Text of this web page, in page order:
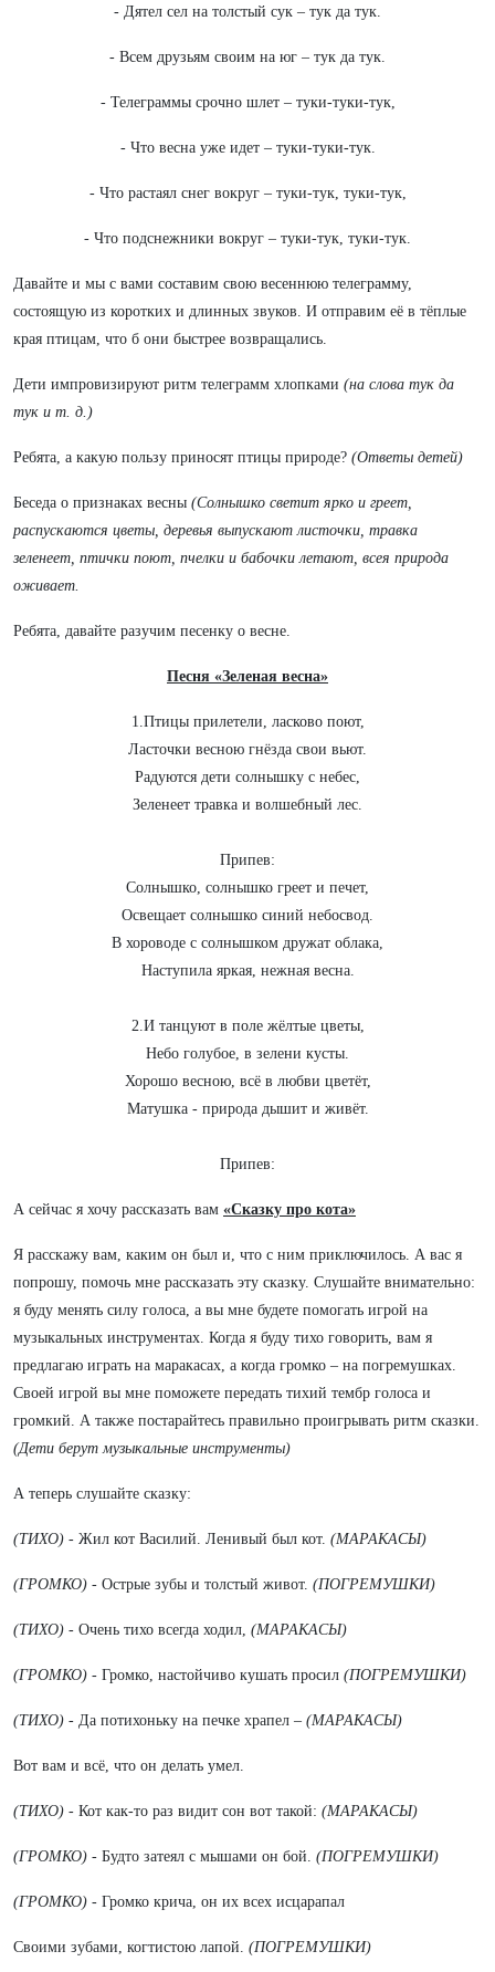
- Дятел сел на толстый сук – тук да тук.
- Всем друзьям своим на юг – тук да тук.
- Телеграммы срочно шлет – туки-туки-тук,
- Что весна уже идет – туки-туки-тук.
- Что растаял снег вокруг – туки-тук, туки-тук,
- Что подснежники вокруг – туки-тук, туки-тук.
Давайте и мы с вами составим свою весеннюю телеграмму,
состоящую из коротких и длинных звуков. И отправим её в тёплые
края птицам, что б они быстрее возвращались.
Дети импровизируют ритм телеграмм хлопками (на слова тук да
тук и т. д.)
Ребята, а какую пользу приносят птицы природе? (Ответы детей)
Беседа о признаках весны (Солнышко светит ярко и греет,
распускаются цветы, деревья выпускают листочки, травка
зеленеет, птички поют, пчелки и бабочки летают, всея природа
оживает.
Ребята, давайте разучим песенку о весне.
Песня «Зеленая весна»
1.Птицы прилетели, ласково поют,
Ласточки весною гнёзда свои вьют.
Радуются дети солнышку с небес,
Зеленеет травка и волшебный лес.
Припев:
Солнышко, солнышко греет и печет,
Освещает солнышко синий небосвод.
В хороводе с солнышком дружат облака,
Наступила яркая, нежная весна.
2.И танцуют в поле жёлтые цветы,
Небо голубое, в зелени кусты.
Хорошо весною, всё в любви цветёт,
Матушка - природа дышит и живёт.
Припев:
А сейчас я хочу рассказать вам «Сказку про кота»
Я расскажу вам, каким он был и, что с ним приключилось. А вас я
попрошу, помочь мне рассказать эту сказку. Слушайте внимательно:
я буду менять силу голоса, а вы мне будете помогать игрой на
музыкальных инструментах. Когда я буду тихо говорить, вам я
предлагаю играть на маракасах, а когда громко – на погремушках.
Своей игрой вы мне поможете передать тихий тембр голоса и
громкий. А также постарайтесь правильно проигрывать ритм сказки.
(Дети берут музыкальные инструменты)
А теперь слушайте сказку:
(ТИХО) - Жил кот Василий. Ленивый был кот. (МАРАКАСЫ)
(ГРОМКО) - Острые зубы и толстый живот. (ПОГРЕМУШКИ)
(ТИХО) - Очень тихо всегда ходил, (МАРАКАСЫ)
(ГРОМКО) - Громко, настойчиво кушать просил (ПОГРЕМУШКИ)
(ТИХО) - Да потихоньку на печке храпел – (МАРАКАСЫ)
Вот вам и всё, что он делать умел.
(ТИХО) - Кот как-то раз видит сон вот такой: (МАРАКАСЫ)
(ГРОМКО) - Будто затеял с мышами он бой. (ПОГРЕМУШКИ)
(ГРОМКО) - Громко крича, он их всех исцарапал
Своими зубами, когтистою лапой. (ПОГРЕМУШКИ)